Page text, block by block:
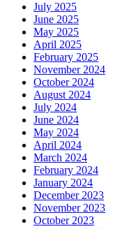
July 2025
June 2025
May 2025
April 2025
February 2025
November 2024
October 2024
August 2024
July 2024
June 2024
May 2024
April 2024
March 2024
February 2024
January 2024
December 2023
November 2023
October 2023